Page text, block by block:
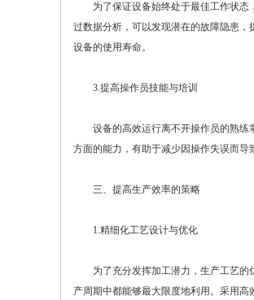
为了保证设备始终处于最佳工作状态
过数据分析，可以发现潜在的故障隐患
设备的使用寿命。
3.提高操作员技能与培训
设备的高效运行离不开操作员的熟练
方面的能力，有助于减少因操作失误而
三、提高生产效率的策略
1.精细化工艺设计与优化
为了充分发挥加工潜力，生产工艺的
产周期中都能够最大限度地利用。采用